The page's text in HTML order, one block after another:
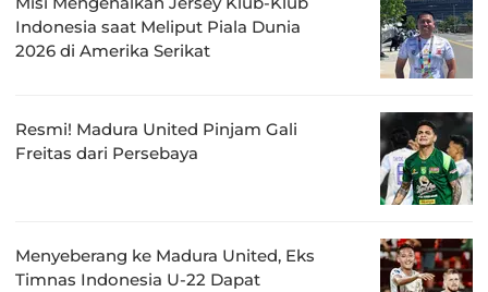
Indonesia saat Meliput Piala Dunia
2026 di Amerika Serikat
Resmi! Madura United Pinjam Gali
Freitas dari Persebaya
Menyeberang ke Madura United, Eks
Timnas Indonesia U-22 Dapat